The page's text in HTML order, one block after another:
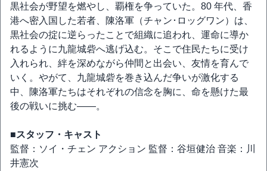
黒社会が野望を燃やし、覇権を争っていた。80 年代、香
港へ密入国した若者、陳洛軍（チャン･ロッグワン）は、
黒社会の掟に逆らったことで組織に追われ、運命に導か
れるように九龍城砦へ逃げ込む。そこで住民たちに受け
入れられ、絆を深めながら仲間と出会い、友情を育んで
いく。やがて、九龍城砦を巻き込んだ争いが激化する
中、陳洛軍たちはそれぞれの信念を胸に、命を懸けた最
後の戦いに挑む――。
■スタッフ・キャスト
監督：ソイ・チェン アクション 監督：谷垣健治 音楽：川
井憲次